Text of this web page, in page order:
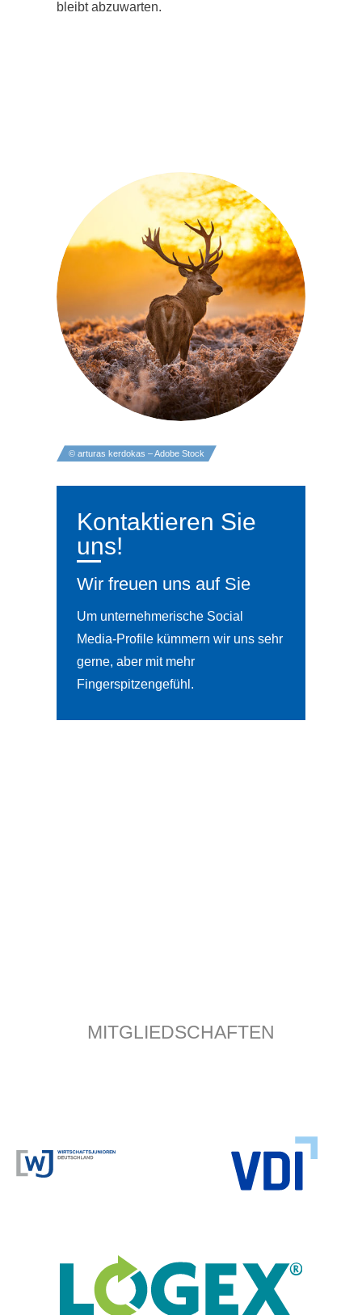
bleibt abzuwarten.
© arturas kerdokas – Adobe Stock
Kontaktieren Sie
uns!
Wir freuen uns auf Sie
Um unternehmerische Social
Media-Profile kümmern wir uns sehr
gerne, aber mit mehr
Fingerspitzengefühl.
MITGLIEDSCHAFTEN